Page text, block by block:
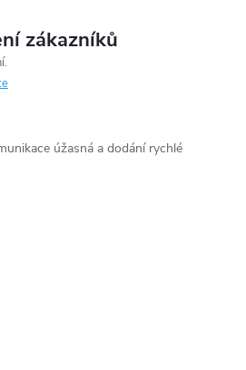
zákazníků
úžasná a dodání rychlé